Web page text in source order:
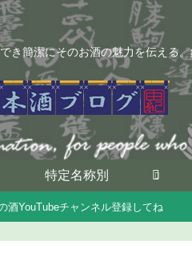
簡潔にそのお酒の魅力を伝える
特定名称別
酒YouTubeチャンネル登録してね